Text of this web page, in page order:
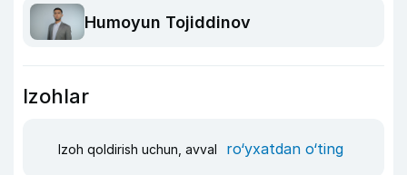
Humoyun Tojiddinov
Izohlar
Izoh qoldirish uchun, avval ro‘yxatdan o‘ting